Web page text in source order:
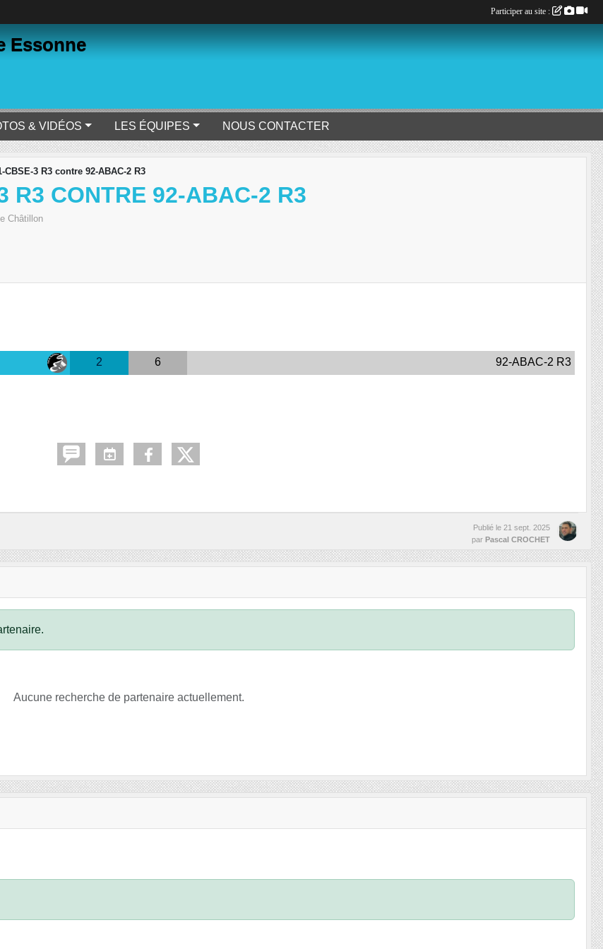
Essonne
& VIDÉOS LES ÉQUIPES NOUS CONTACTER
CBSE-3 R3 contre 92-ABAC-2 R3
R3 CONTRE 92-ABAC-2 R3
Châtillon
2 6 92-ABAC-2 R3
Publié le 21 sept. 2025
par Pascal CROCHET
Aucune recherche de partenaire actuellement.
Participer au site :